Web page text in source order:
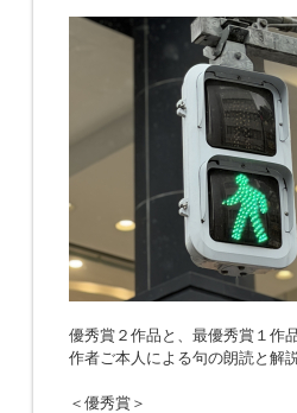
優秀賞２作品と、最優秀賞１作
作者ご本人による句の朗読と解
＜優秀賞＞